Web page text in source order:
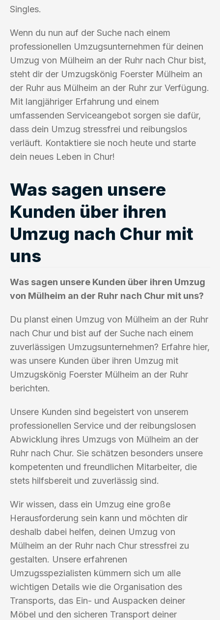
Singles.
Wenn du nun auf der Suche nach einem
professionellen Umzugsunternehmen für deinen
Umzug von Mülheim an der Ruhr nach Chur bist,
steht dir der Umzugskönig Foerster Mülheim an
der Ruhr aus Mülheim an der Ruhr zur Verfügung.
Mit langjähriger Erfahrung und einem
umfassenden Serviceangebot sorgen sie dafür,
dass dein Umzug stressfrei und reibungslos
verläuft. Kontaktiere sie noch heute und starte
dein neues Leben in Chur!
Was sagen unsere
Kunden über ihren
Umzug nach Chur mit
uns
Was sagen unsere Kunden über ihren Umzug
von Mülheim an der Ruhr nach Chur mit uns?
Du planst einen Umzug von Mülheim an der Ruhr
nach Chur und bist auf der Suche nach einem
zuverlässigen Umzugsunternehmen? Erfahre hier,
was unsere Kunden über ihren Umzug mit
Umzugskönig Foerster Mülheim an der Ruhr
berichten.
Unsere Kunden sind begeistert von unserem
professionellen Service und der reibungslosen
Abwicklung ihres Umzugs von Mülheim an der
Ruhr nach Chur. Sie schätzen besonders unsere
kompetenten und freundlichen Mitarbeiter, die
stets hilfsbereit und zuverlässig sind.
Wir wissen, dass ein Umzug eine große
Herausforderung sein kann und möchten dir
deshalb dabei helfen, deinen Umzug von
Mülheim an der Ruhr nach Chur stressfrei zu
gestalten. Unsere erfahrenen
Umzugsspezialisten kümmern sich um alle
wichtigen Details wie die Organisation des
Transports, das Ein- und Auspacken deiner
Möbel und den sicheren Transport deiner